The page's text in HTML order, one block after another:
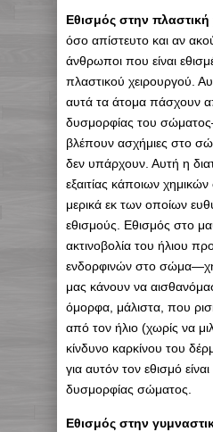
Εθισμός στην πλαστική
όσο απίστευτο και αν
άνθρωποι που είναι
πλαστικού χειρουργού.
αυτά τα άτομα πάσχουν
δυσμορφίας του
βλέπουν ασχήμιες στο
δεν υπάρχουν. Αυτή η
εξαιτίας κάποιων
μερικά εκ των οποίων
εθισμούς. Εθισμός στο
ακτινοβολία του ήλιου
ενδορφινών στο
μας κάνουν να
όμορφα, μάλιστα, που
από τον ήλιο (χωρίς να
κίνδυνο καρκίνου του
για αυτόν τον εθισμό
δυσμορφίας σώματος.
Εθισμός στην